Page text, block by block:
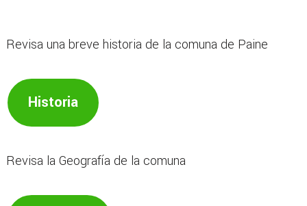
Revisa una breve historia de la comuna de Paine
Historia
Revisa la Geografía de la comuna